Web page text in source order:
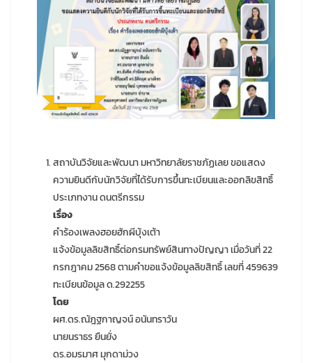
สถาบันวิจัยและพัฒนา มหาวิทยาลัยราชภัฏเลย ขอแสดง
ความยินดีกับนักวิจัยที่ได้รับการขึ้นทะเบียนและออกลิขสิทธิ์
ประเภทงาน ดนตรีกรรม
เรื่อง
คำร้องเพลงฮอยฮักผีบุ้งเต้า
แจ้งข้อมูลลิขสิทธิ์ต่อกรมทรัพย์สินทางปัญญา เมื่อวันที่ 22
กรกฎาคม 2568 ตามคำขอแจ้งข้อมูลลิขสิทธิ์ เลขที่ 459639
ทะเบียนข้อมูล ด.292255
โดย
ผศ.ดร.ณัฎฐกาญจน์ อนันทราวัน
นายนราธร ยืนยั่ง
ดร.อมรมาศ มุกดาม่วง